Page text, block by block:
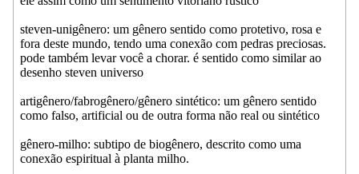
steven-unigênero: um gênero sentido como protetivo, rosa e
fora deste mundo, tendo uma conexão com pedras preciosas.
pode também levar você a chorar. é sentido como similar ao
desenho steven universo
artigênero/fabrogênero/gênero sintético: um gênero sentido
como falso, artificial ou de outra forma não real ou sintético
gênero-milho: subtipo de biogênero, descrito como uma
conexão espiritual à planta milho.